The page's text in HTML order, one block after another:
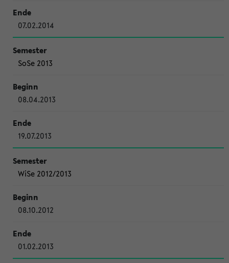
07.02.2014
SoSe 2013
08.04.2013
19.07.2013
WiSe 2012/2013
08.10.2012
01.02.2013